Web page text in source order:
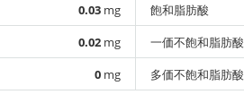
0.03 mg
0.02 mg
0 mg
飽和脂肪酸
一価不飽和脂肪酸
多価不飽和脂肪酸